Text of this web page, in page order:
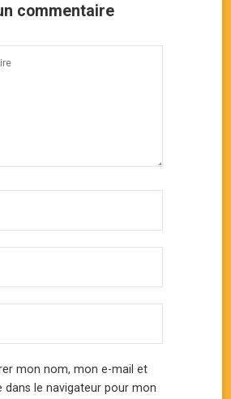
commentaire
mon nom, mon e-mail et
dans le navigateur pour mon